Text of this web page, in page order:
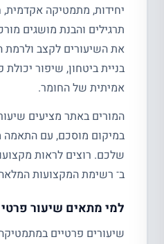
יחידות, מתמטיקה אקדמית,
תרגילים והבנת מושגים
את השיעורים לקצב
בניית ביטחון, שיפור יכולת
אמיתית של החומר.
המורים באתר מציעים
במיקום מוסכם, עם התאמה
שלכם. רוצים לראות
ב־ רשימת המקצועות
למי מתאים שיעור
שיעורים פרטיים